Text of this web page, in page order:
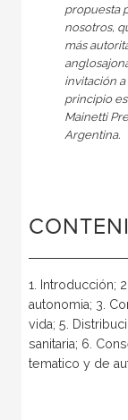
propuesta
nosotros,
más
invitación
principio
Mainetti
Argentina.
1. Introducción;
autonomia; 3.
vida; 5.
sanitaria; 6.
tematico y de